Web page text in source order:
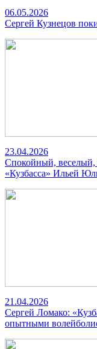
06.05.2026
Сергей Кузнецов
23.04.2026
Спокойный,
«Кузбасса» Ильей
21.04.2026
Сергей Ломако:
опытными